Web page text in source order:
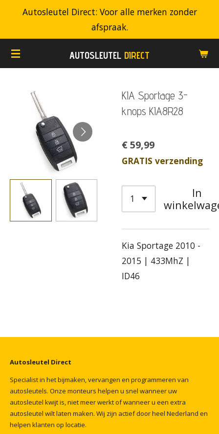
de
AUTOSLEUTEL DIRECT
Autosleutel Direct: Voor alle merken zonder
afspraak.
KIA Sportage 3-
knops KIA8R28
€ 59,99
GRATIS verzending
In
Kia Sportage 2010 -
2015 | 433MhZ |
ID46
Autosleutel Direct
Specialistin hetbijmaken,vervangen en programmeren van
autosleutels. Onze monteurs helpen u snel wanneeruw
autosleutel kwijtis,nietmeerwerktofwanneeru een extra
autosleutel wiltlaten maken. Wij zijn actiefdoorheel Nederland en
helpen klanten op locatie.